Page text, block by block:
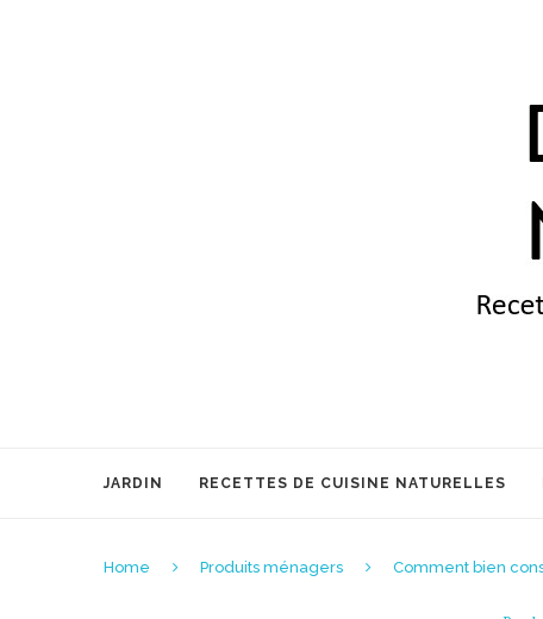
JARDIN RECETTES DE CUISINE NATURELLES
Home Produits ménagers Comment bien